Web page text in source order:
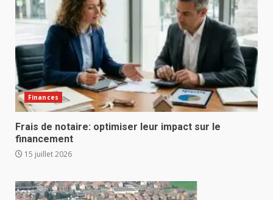
Finances
Frais de notaire: optimiser leur impact sur le
financement
15 juillet 2026